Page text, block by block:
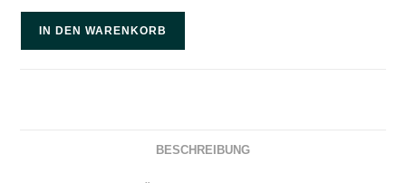
IN DEN WARENKORB
BESCHREIBUNG